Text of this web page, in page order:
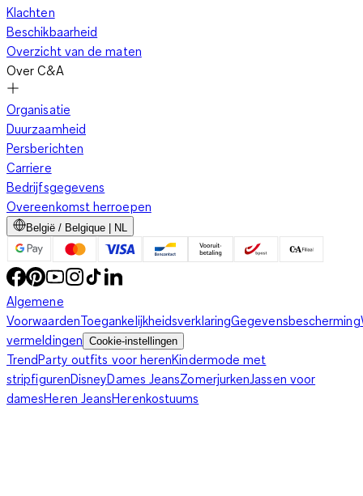
Klachten
Beschikbaarheid
Overzicht van de maten
Over C&A
Organisatie
Duurzaamheid
Persberichten
Carriere
Bedrijfsgegevens
Overeenkomst herroepen
België / Belgique | NL
Algemene
VoorwaardenToegankelijkheidsverklaringGegevensbescherming
vermeldingen Cookie-instellingen
TrendParty outfits voor herenKindermode met
stripfigurenDisneyDames JeansZomerjurkenJassen voor
damesHeren JeansHerenkostuums